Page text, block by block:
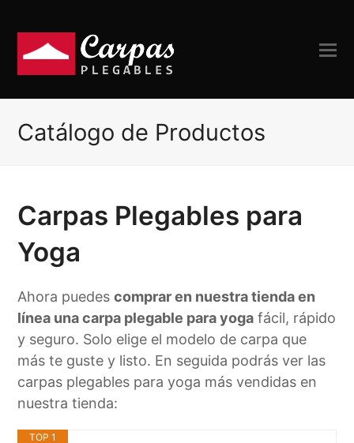
Catálogo de Productos
Carpas Plegables para
Yoga
Ahora puedescomprar en nuestra tienda en
línea una carpa plegable para yoga fácil, rápido
y seguro. Solo elige el modelo de carpa que
más te guste y listo. En seguida podrás ver las
carpas plegables para yoga más vendidas en
nuestra tienda:
TOP 1